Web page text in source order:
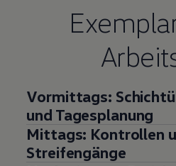
Vormittags:
und Tagesplanung
Mittags: Kontrollen
Streifengänge